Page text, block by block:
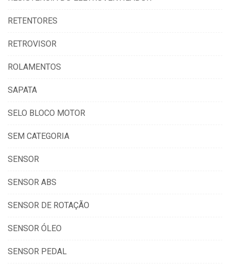
RETENTORES
RETROVISOR
ROLAMENTOS
SAPATA
SELO BLOCO MOTOR
SEM CATEGORIA
SENSOR
SENSOR ABS
SENSOR DE ROTAÇÃO
SENSOR ÓLEO
SENSOR PEDAL